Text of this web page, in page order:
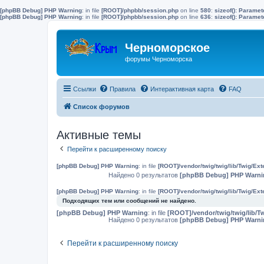
[phpBB Debug] PHP Warning: in file [ROOT]/phpbb/session.php on line 580: sizeof():
[phpBB Debug] PHP Warning: in file [ROOT]/phpbb/session.php on line 636: sizeof():
Черноморское
форумы Черноморска
Ссылки Правила Интерактивная карта FAQ
Список форумов
Активные темы
Перейти к расширенному поиску
[phpBB Debug] PHP Warning: in file [ROOT]/vendor/twig/twig/lib/Twig/
Найдено 0 результатов [phpBB Debug] PHP
[phpBB Debug] PHP Warning: in file [ROOT]/vendor/twig/twig/lib/Twig/
Подходящих тем или сообщений не найдено.
[phpBB Debug] PHP Warning: in file [ROOT]/vendor/twig/twig/lib/
Найдено 0 результатов [phpBB Debug] PHP
Перейти к расширенному поиску